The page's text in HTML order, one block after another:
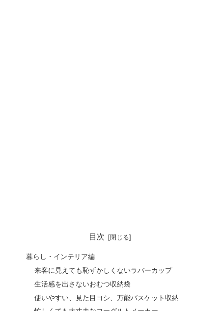
目次
暮らし・インテリア編
来客に見えても恥ずかしくないラバーカップ
生活感を出さないおむつ収納袋
使いやすい、見た目ヨシ、万能バスケット収納